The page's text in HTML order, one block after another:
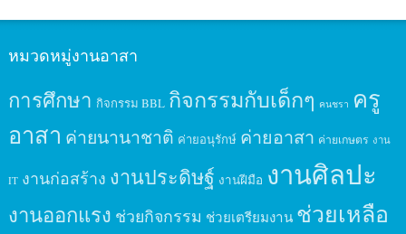
หมวดหมู่งานอาสา
การศึกษา กิจกรรม BBL กิจกรรมกับเด็กๆ คนชรา ครู
อาสา ค่ายนานาชาติ ค่ายอนุรักษ์ ค่ายอาสา ค่ายเกษตร งาน
IT งานก่อสร้าง งานประดิษฐ์ งานฝีมือ งานศิลปะ
งานออกแรง ช่วยกิจกรรม ช่วยเตรียมงาน ช่วยเหลือ